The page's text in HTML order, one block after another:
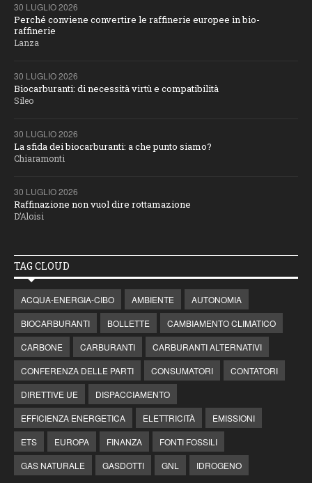
30 LUGLIO 2026
Perché conviene convertire le raffinerie europee in bio-
raffinerie
Lanza
30 LUGLIO 2026
Biocarburanti: di necessità virtù e compatibilità
Sileo
30 LUGLIO 2026
La sfida dei biocarburanti: a che punto siamo?
Chiaramonti
30 LUGLIO 2026
Raffinazione non vuol dire rottamazione
D’Aloisi
TAG CLOUD
ACQUA-ENERGIA-CIBO AMBIENTE
AUTONOMIA
BIOCARBURANTI
BOLLETTE
CAMBIAMENTO CLIMATICO
CARBONE
CARBURANTI
CARBURANTI ALTERNATIVI
CONFERENZA DELLE PARTI
CONSUMATORI
CONTATORI
DIRETTIVE UE
DISPACCIAMENTO
EFFICIENZA ENERGETICA
ELETTRICITÀ
EMISSIONI
ETS
EUROPA FINANZA
FONTI FOSSILI
GAS NATURALE
GASDOTTI GNL IDROGENO